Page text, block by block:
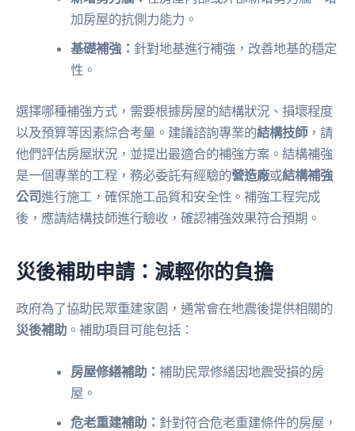
加房屋的抗側力能力。
基礎補強： 針對地基進行補強，改善地基的穩定
性。
選擇哪種補強方式，需要根據房屋的結構狀況、損壞程度
以及預算等因素綜合考量。建議諮詢專業的結構技師，請
他們評估房屋狀況，並提出最適合的補強方案。結構補強
是一個專業的工程，務必委託有經驗的營造廠或結構補強
公司進行施工，確保施工品質和安全性。補強工程完成
後，應請結構技師進行驗收，確認補強效果符合預期。
災後補助申請：減輕你的負擔
政府為了協助民眾重建家園，通常會在地震後提供相關的
災後補助 。補助項目可能包括：
房屋修繕補助：補助民眾修繕因地震受損的房
屋。
危老重建補助： 針對符合危老重建條件的房屋，